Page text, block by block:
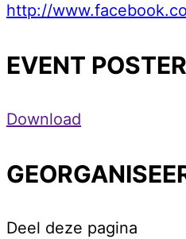
http://
EVENT POSTER
Download
Deel deze pagina